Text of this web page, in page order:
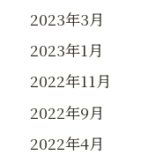
2023年3月
2023年1月
2022年11月
2022年9月
2022年4月